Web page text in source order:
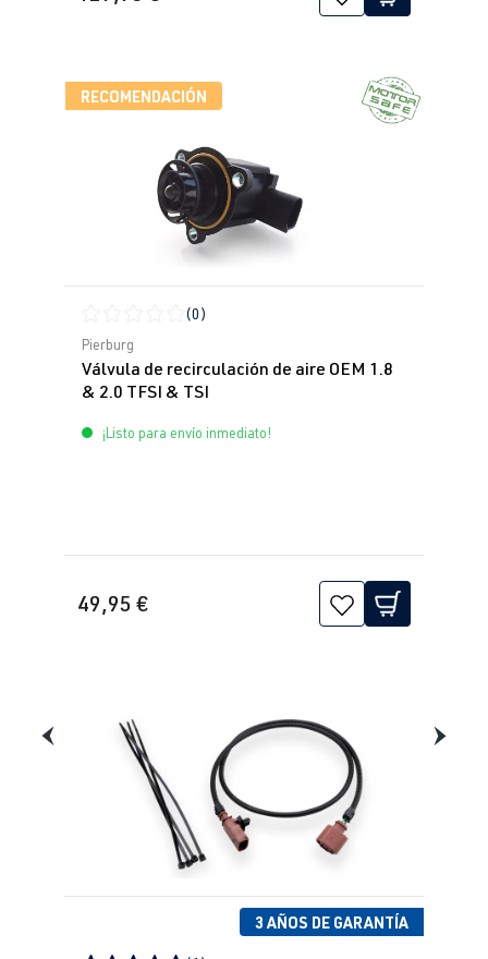
RECOMENDACIÓN
Calificación promedio de 0 de 5 estrellas
(0)
Pierburg
Válvula de recirculación de aire OEM 1.8
& 2.0 TFSI & TSI
¡Listo para envío inmediato!
49,95 €
3 AÑOS DE GARANTÍA